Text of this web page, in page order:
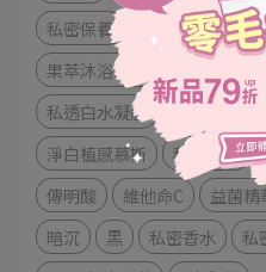
私密保養
緊彈水嫩凝膠
果萃沐浴晶露
私透白水凝膜
私密 鮭魚
淨白植感慕斯
私密潔淨
傳明酸
維他命C 益菌精
暗沉
黑 私密香水 私